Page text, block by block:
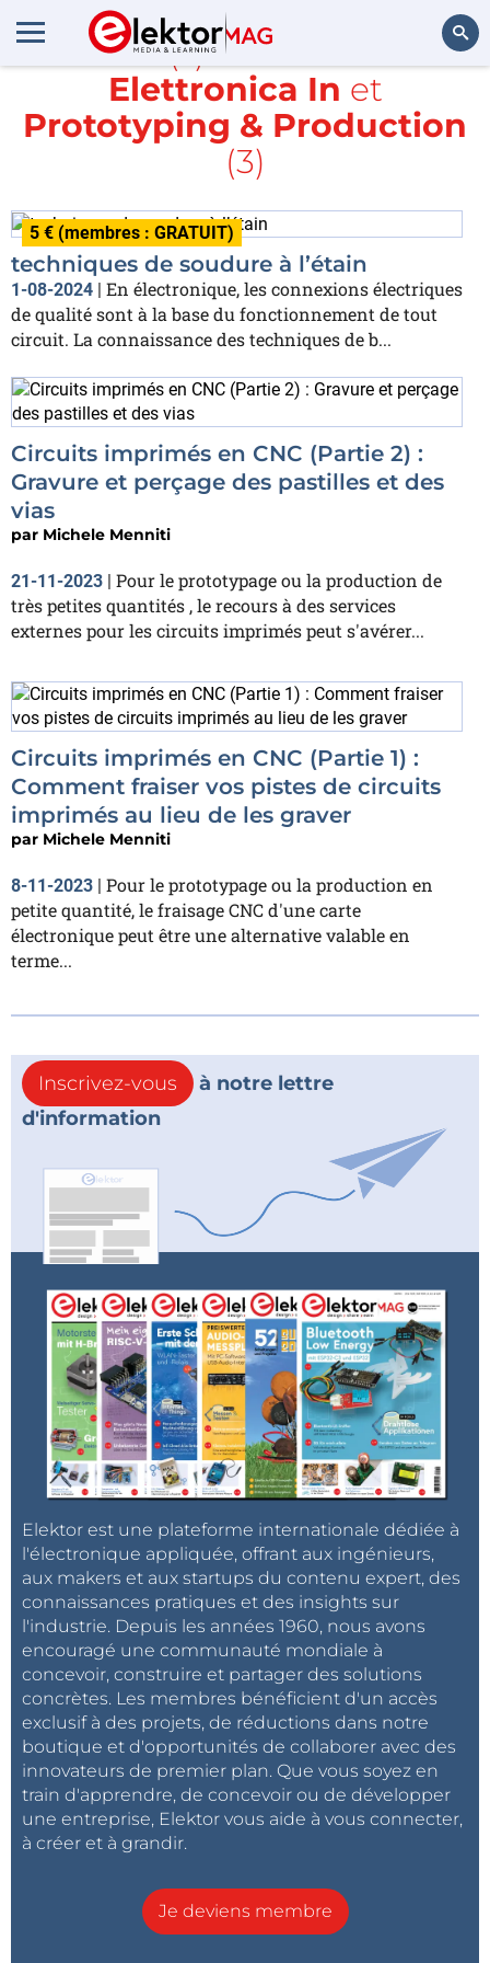
Article(s) avec la balise
Elettronica In et
Prototyping & Production
(3)
5 € (membres : GRATUIT)
techniques de soudure à l’étain
1-08-2024 | En électronique, les connexions électriques
de qualité sont à la base du fonctionnement de tout
circuit. La connaissance des techniques de b...
Circuits imprimés en CNC (Partie 2) :
Gravure et perçage des pastilles et des
vias
par Michele Menniti
21-11-2023 | Pour le prototypage ou la production de
très petites quantités , le recours à des services
externes pour les circuits imprimés peut s'avérer...
Circuits imprimés en CNC (Partie 1) :
Comment fraiser vos pistes de circuits
imprimés au lieu de les graver
par Michele Menniti
8-11-2023 | Pour le prototypage ou la production en
petite quantité, le fraisage CNC d'une carte
électronique peut être une alternative valable en
terme...
Inscrivez-vous
à notre lettre
d'information
Elektor est une plateforme internationale dédiée à
l'électronique appliquée, offrant aux ingénieurs,
aux makers et aux startups du contenu expert, des
connaissances pratiques et des insights sur
l'industrie. Depuis les années 1960, nous avons
encouragé une communauté mondiale à
concevoir, construire et partager des solutions
concrètes. Les membres bénéficient d'un accès
exclusif à des projets, de réductions dans notre
boutique et d'opportunités de collaborer avec des
innovateurs de premier plan. Que vous soyez en
train d'apprendre, de concevoir ou de développer
une entreprise, Elektor vous aide à vous connecter,
à créer et à grandir.
Je deviens membre